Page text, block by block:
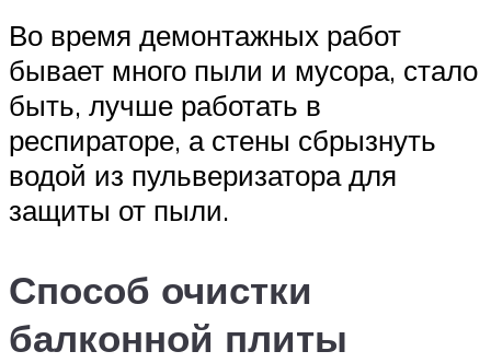
Во время демонтажных работ
бывает много пыли и мусора, стало
быть, лучше работать в
респираторе, а стены сбрызнуть
водой из пульверизатора для
защиты от пыли.
Способ очистки
балконной плиты